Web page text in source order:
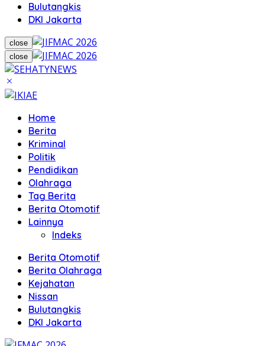
Bulutangkis
DKI Jakarta
close
close
Home
Berita
Kriminal
Politik
Pendidikan
Olahraga
Tag Berita
Berita Otomotif
Lainnya
Indeks
Berita Otomotif
Berita Olahraga
Kejahatan
Nissan
Bulutangkis
DKI Jakarta